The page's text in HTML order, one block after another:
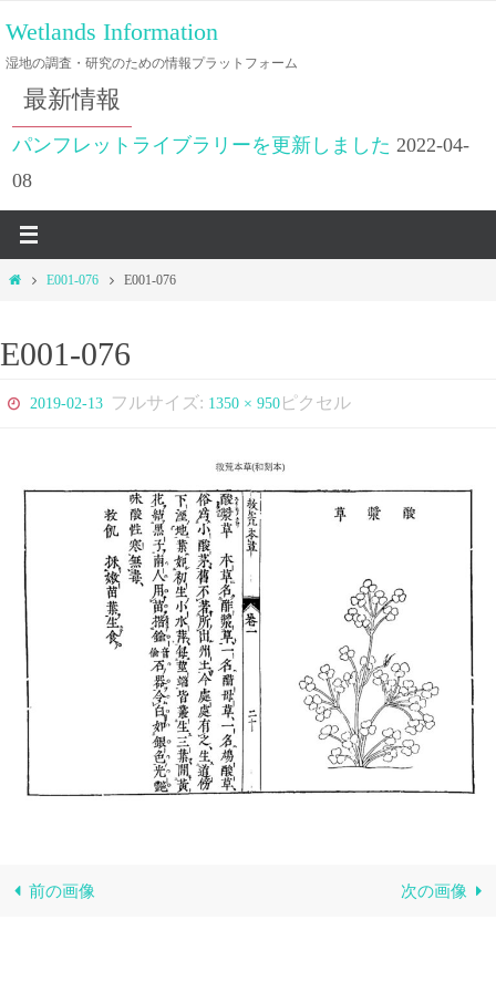
ン
テ
ツ
ス
プ
Wetlands Information
湿地の調査・研究のための情報プラットフォーム
最新情報
パンフレットライブラリーを更新しました 2022-04-
08
ホ
E001-076 E001-076
E001-076
2019-02-13 フルサイズ: 1350 × 950 ピクセル
前の画像 次の画像